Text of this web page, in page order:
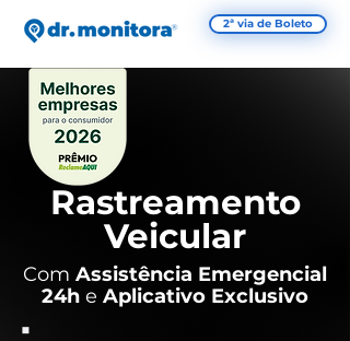
2ª via de Boleto
Rastreamento
Veicular
Com Assistência Emergencial
24h e Aplicativo Exclusivo